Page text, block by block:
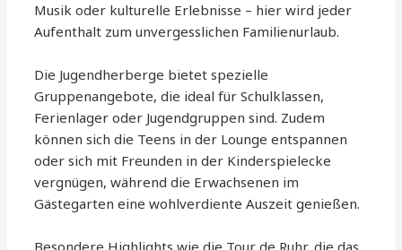
Musik oder kulturelle Erlebnisse – hier wird jeder
Aufenthalt zum unvergesslichen Familienurlaub.
Die Jugendherberge bietet spezielle
Gruppenangebote, die ideal für Schulklassen,
Ferienlager oder Jugendgruppen sind. Zudem
können sich die Teens in der Lounge entspannen
oder sich mit Freunden in der Kinderspielecke
vergnügen, während die Erwachsenen im
Gästegarten eine wohlverdiente Auszeit genießen.